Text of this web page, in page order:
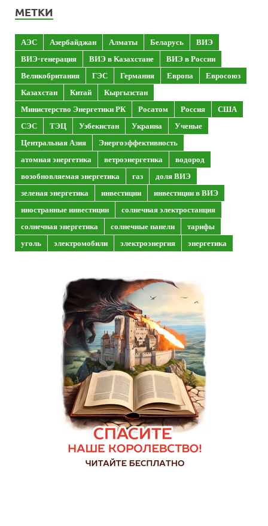
МЕТКИ
АЭС Азербайджан Алматы Беларусь
ВИЭ
ВИЭ-генерация
ВИЭ в Казахстане
ВИЭ в России
Великобритания
ГЭС Германия Европа
Евросоюз
Казахстан
Китай
Кыргызстан
Министерство Энергетики РК
Росатом Россия
США
СЭС
ТЭЦ Узбекистан Украина
Ученые
Центральная Азия
Энергоэффективность
атомная энергетика
ветроэнергетика
водород
возобновляемая энергетика
газ
доля ВИЭ
зеленая энергетика
инвестиции
инвестиции в ВИЭ
иностранные инвестиции
солнечная электростанция
солнечная энергетика
солнечные панели
тарифы
уголь
электромобили электроэнергия энергетика